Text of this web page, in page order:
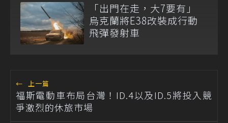
「出門在走，大7要有」
烏克蘭將E38改裝成行動
飛彈發射車
← 上一篇
福斯電動車布局台灣！ID.4以及ID.5將投入競
爭激烈的休旅市場